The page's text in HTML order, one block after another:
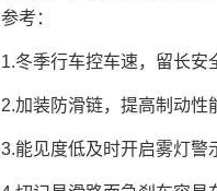
参考：
1.冬季行车控车速，留长安
2.加装防滑链，提高制动性
3.能见度低及时开启雾灯警